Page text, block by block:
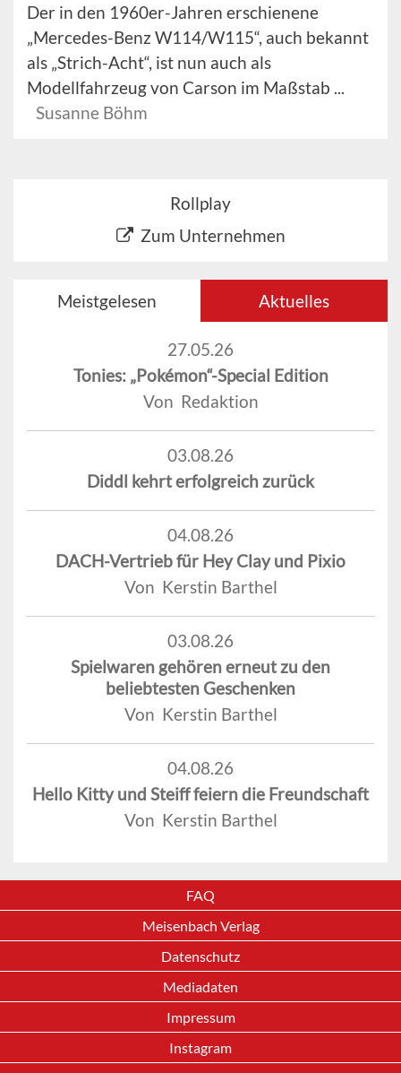
Der in den 1960er-Jahren erschienene
„Mercedes-Benz W114/W115“, auch bekannt
als „Strich-Acht“, ist nun auch als
Modellfahrzeug von Carson im Maßstab ...
Susanne Böhm
Rollplay
Zum Unternehmen
Meistgelesen Aktuelles
27.05.26
Tonies: „Pokémon“-Special Edition
Von Redaktion
03.08.26
Diddl kehrt erfolgreich zurück
04.08.26
DACH-Vertrieb für Hey Clay und Pixio
Von Kerstin Barthel
03.08.26
Spielwaren gehören erneut zu den
beliebtesten Geschenken
Von Kerstin Barthel
04.08.26
Hello Kitty und Steiff feiern die Freundschaft
Von Kerstin Barthel
FAQ
Meisenbach Verlag
Datenschutz
Mediadaten
Impressum
Instagram